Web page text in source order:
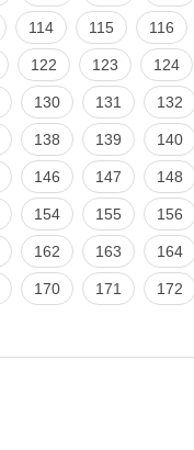
114 115 116
122 123 124
130 131 132
138 139 140
146 147 148
154 155 156
162 163 164
170 171 172